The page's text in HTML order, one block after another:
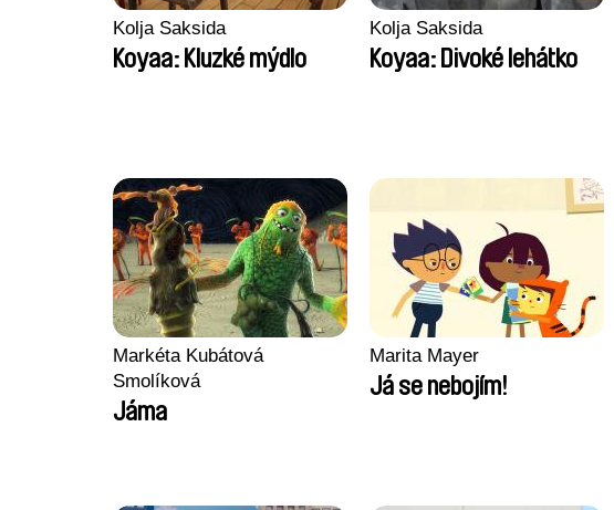
Kolja Saksida
Koyaa: Kluzké mýdlo
Kolja Saksida
Koyaa: Divoké lehátko
Markéta Kubátová
Smolíková
Jáma
Marita Mayer
Já se nebojím!